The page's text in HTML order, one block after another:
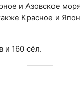
и Азовское
Красное и
и 160 сёл.